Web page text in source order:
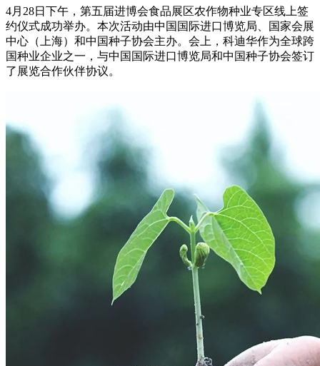
4月28日下午，第五届进博会食品展区农作物种业专区线上签
约仪式成功举办。本次活动由中国国际进口博览局、国家会展
中心（上海）和中国种子协会主办。会上，科迪华作为全球跨
国种业企业之一，与中国国际进口博览局和中国种子协会签订
了展览合作伙伴协议。